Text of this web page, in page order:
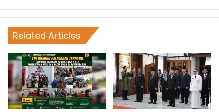
Related Articles